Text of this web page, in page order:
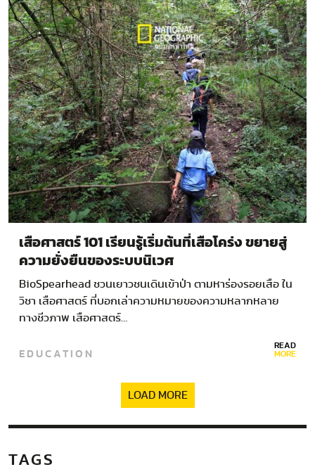
เสือศาสตร์ 101 เรียนรู้เริ่มต้นที่เสือโคร่ง ขยายสู่
ความยั่งยืนของระบบนิเวศ
BioSpearhead ชวนเยาวชนเดินเข้าป่า ตามหาร่องรอยเสือ ใน
วิชา เสือศาสตร์ ที่บอกเล่าความหมายของความหลากหลาย
ทางชีวภาพ เสือศาสตร์…
EDUCATION READ
MORE
LOAD MORE
TAGS